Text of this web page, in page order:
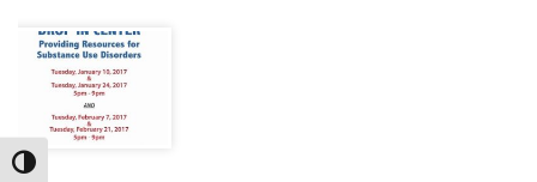
TOGGLE HIGH CONTRAST